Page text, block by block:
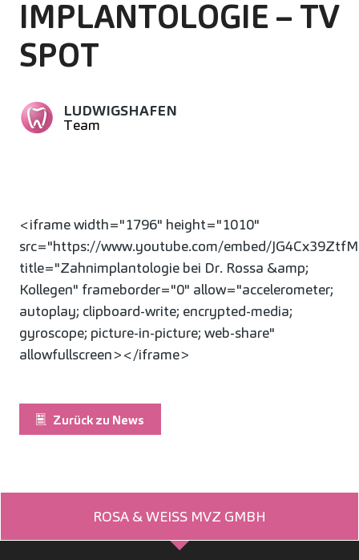
IMPLANTOLOGIE – TV
SPOT
LUDWIGSHAFEN
Team
<iframe width="1796" height="1010"
src="https://www.youtube.com/embed/
title="Zahnimplantologie bei Dr. Rossa &amp;
Kollegen" frameborder="0" allow="accelerometer;
autoplay; clipboard-write; encrypted-media;
gyroscope; picture-in-picture; web-share"
allowfullscreen></iframe>
Zurück zu News
ROSA & WEISS MVZ GMBH